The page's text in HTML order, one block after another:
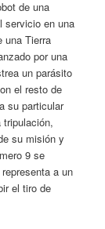
de una
servicio en una
una Tierra
por una
un parásito
el resto de
su particular
su misión y
9 se
a un
el tiro de